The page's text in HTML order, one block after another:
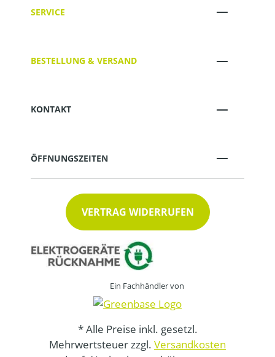
SERVICE
BESTELLUNG & VERSAND
KONTAKT
ÖFFNUNGSZEITEN
VERTRAG WIDERRUFEN
Ein Fachhändler von
* Alle Preise inkl. gesetzl.
Mehrwertsteuer zzgl. Versandkosten